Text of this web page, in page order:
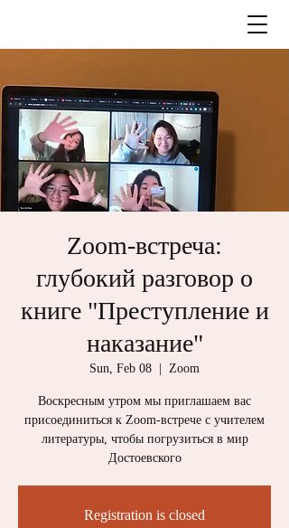
Zoom-встреча:
глубокий разговор о
книге "Преступление и
наказание"
Sun, Feb 08 Zoom
Воскресным утром мы приглашаем вас
присоединиться к Zoom-встрече с учителем
литературы, чтобы погрузиться в мир
Достоевского
Registration is closed